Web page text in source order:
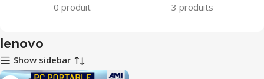
0 produit
3 produits
lenovo
Show sidebar